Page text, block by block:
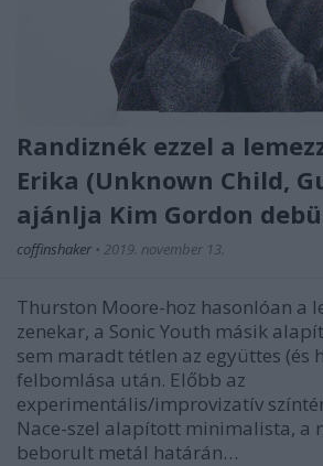
Randiznék ezzel a
Erika (Unknown Child,
ajánlja Kim Gordon
coffinshaker • 2019. november 13.
Thurston Moore-hoz hasonlóan a
zenekar, a Sonic Youth másik
sem maradt tétlen az együttes (és
felbomlása után. Előbb az
experimentális/improvizatív
Nace-szel alapított minimalista, a
beborult metál határán…